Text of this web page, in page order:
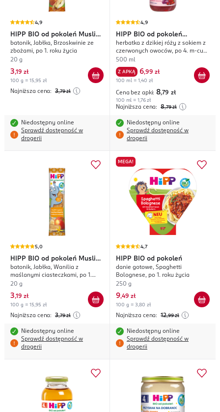
4,9
HIPP BIO od pokoleń Musli
Przyjaciel
batonik, Jabłka, Brzoskwinie ze
zbożami, po 1. roku życia
20 g
3,19 zł
100 g = 15,95 zł
Najniższa cena: 3,79 zł
Niedostępny online
Sprawdź dostępność w
drogerii
4,9
HIPP BIO od pokoleń
Herbatka & Sok
herbatka z dzikiej róży z sokiem z
czerwonych owoców, po 4. m-cu
życia
500 ml
Z APKĄ 6,99 zł
100 ml = 1,40 zł
Cena bez apki: 8,79 zł
100 ml = 1,76 zł
Najniższa cena: 8,79 zł
Niedostępny online
Sprawdź dostępność w
drogerii
5,0
HIPP BIO od pokoleń Musli
Przyjaciel
batonik, Jabłka, Wanilia z
maślanymi ciasteczkami, po 1.
roku życia
20 g
3,19 zł
100 g = 15,95 zł
Najniższa cena: 3,79 zł
Niedostępny online
Sprawdź dostępność w
drogerii
MEGA!
4,7
HIPP BIO od pokoleń
danie gotowe, Spaghetti
Bolognese, po 1. roku życia
250 g
9,49 zł
100 g = 3,80 zł
Najniższa cena: 12,99 zł
Niedostępny online
Sprawdź dostępność w
drogerii